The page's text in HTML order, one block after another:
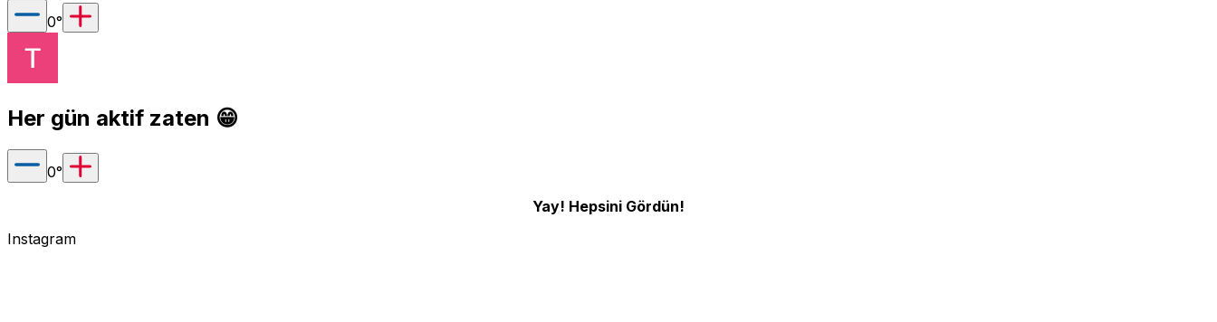
0°
Her gün aktif zaten 😁
0°
Yay! Hepsini Gördün!
Instagram